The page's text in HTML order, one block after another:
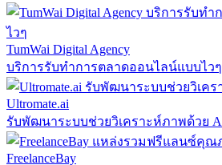
TumWai Digital Agency
บริการรับทำการตลาดออนไลน์แบบไวๆ
Ultromate.ai
รับพัฒนาระบบช่วยวิเคราะห์ภาพด้วย
FreelanceBay